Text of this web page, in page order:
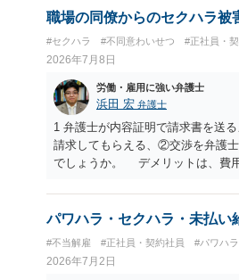
職場の同僚からのセクハラ被
#セクハラ #不同意わいせつ #正社員・
2026年7月8日
労働・雇用に強い弁護士
浜田 宏 弁護士
1 弁護士が内容証明で請求書を送
請求してもらえる、②交渉を弁護
でしょうか。 デメリットは、費
観点から、裁判の証拠にする場合
ういう証拠に基づいて、誰が判断
中傷したり、噂話を流したりしな
なりません。反訴は貴女が加害行
パワハラ・セクハラ・未払い
#不当解雇 #正社員・契約社員 #パワハラ
2026年7月2日